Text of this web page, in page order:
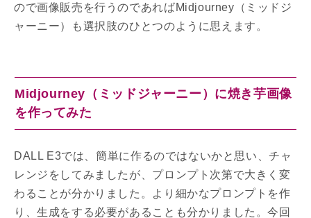
ので画像販売を行うのであればMidjourney（ミッドジ
ャーニー）も選択肢のひとつのように思えます。
Midjourney（ミッドジャーニー）に焼き芋画像
を作ってみた
DALL E3では、簡単に作るのではないかと思い、チャ
レンジをしてみましたが、プロンプト次第で大きく変
わることが分かりました。より細かなプロンプトを作
り、生成をする必要があることも分かりました。今回